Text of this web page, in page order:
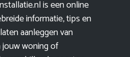
is een online
informatie, tips en
aanleggen van
woning of